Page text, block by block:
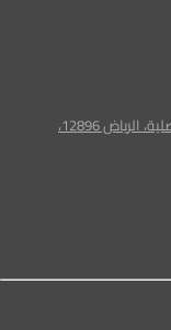
العنوان : 4056 الطريق الدائري الجنوبي الفرعي، الفيصلية، الرياض 12896،